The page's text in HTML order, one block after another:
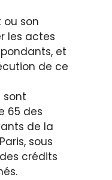
ou son
les actes
et
de ce
sont
65 des
de la
sous
crédits